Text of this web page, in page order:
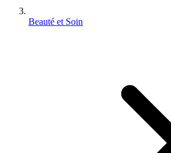
Beauté et Soin